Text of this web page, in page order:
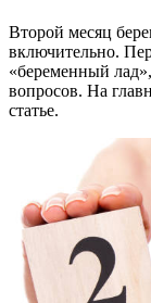
Второй месяц
включительно.
«беременный
вопросов. На
статье.